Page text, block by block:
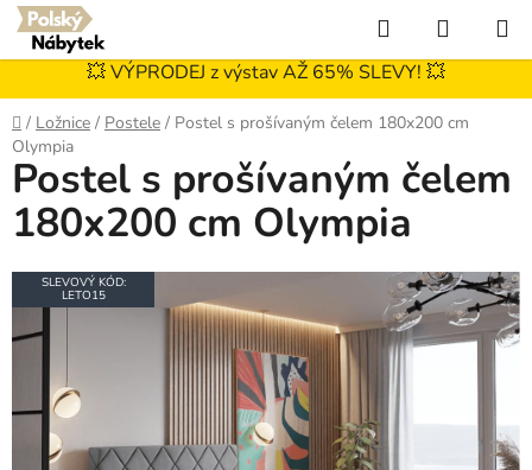
Přejít
na
obsah
Hledat
KOŠÍK
💥 VÝPRODEJ z výstav AŽ 65% SLEVY! 💥
Domů
/ Ložnice / Postele / Postel s prošívaným čelem 180x200 cm
Olympia
Postel s prošívaným čelem
180x200 cm Olympia
SLEVOVÝ KÓD:
LETO15